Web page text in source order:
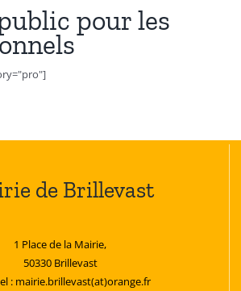
pour les
de Brillevast
1 Place de la Mairie,
50330 Brillevast
: mairie.brillevast(at)orange.fr